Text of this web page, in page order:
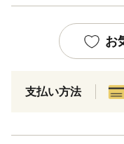
お
支払い方法